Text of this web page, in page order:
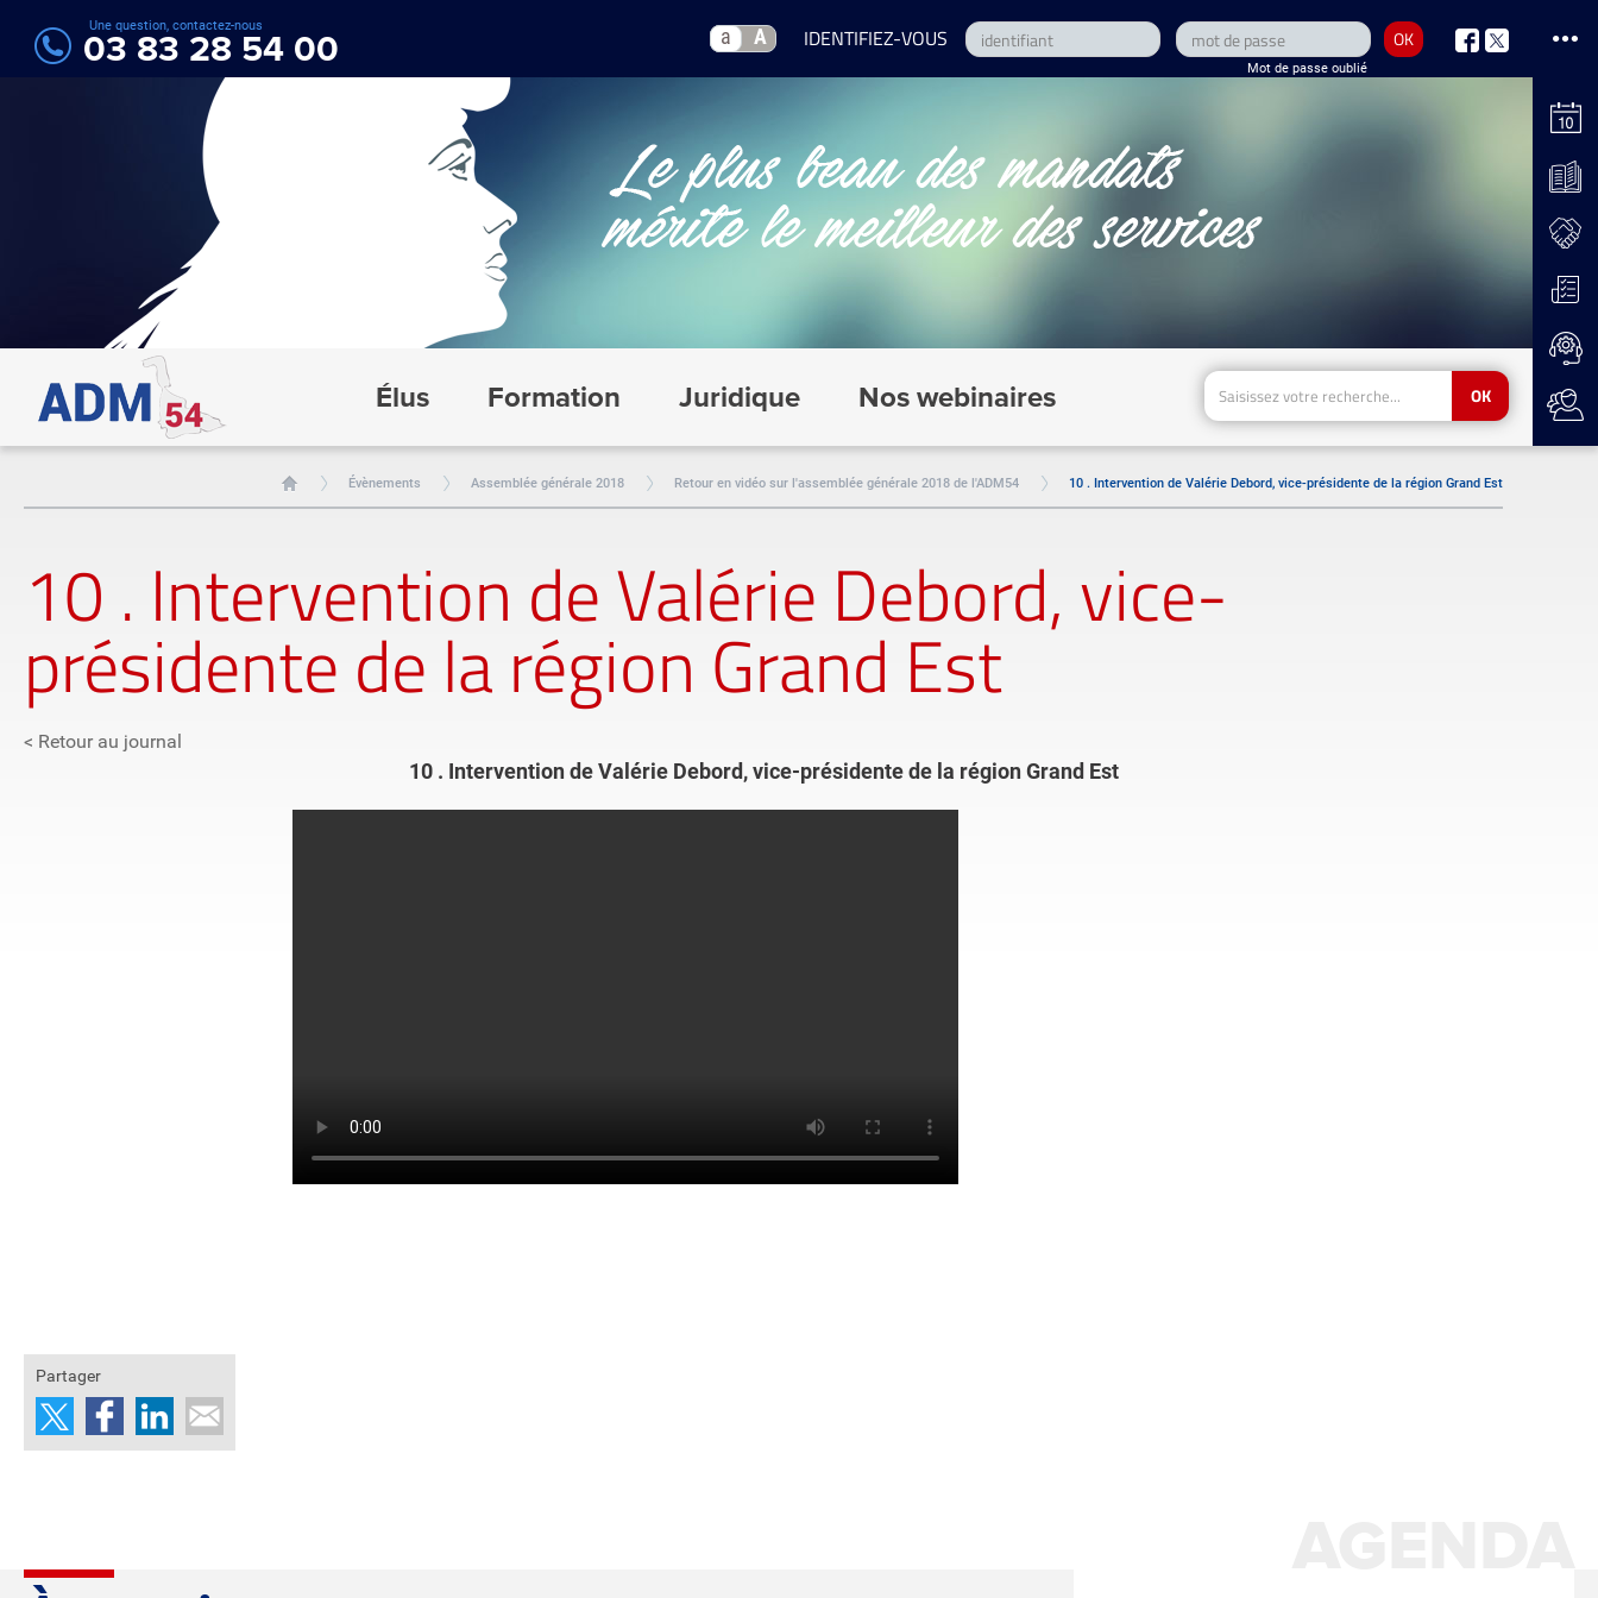
a A OK
Mot de passe oublié
nous
sur
nous
sur
Une question, contactez-nous
03 83 28 54 00
Élus Formation Juridique Nos webinaires OK
Évènements Assemblée générale 2018 Retour en vidéo sur l'assemblée générale 2018 de l'ADM54 10 . Intervention de Valérie Debord, vice-présidente de la région Grand Est
10 . Intervention de Valérie Debord, vice-
présidente de la région Grand Est
< Retour au journal
10 . Intervention de Valérie Debord, vice-présidente de la région Grand Est
Partager